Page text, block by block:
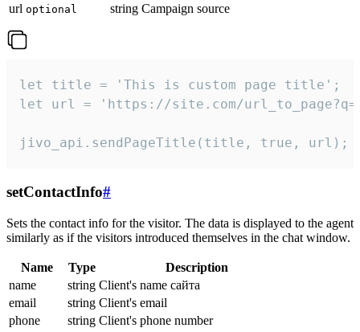
url optional string Campaign source
let title = 'This is custom page title';
let url = 'https://site.com/
jivo_api.sendPageTitle(title, true, url);
setContactInfo#
Sets the contact info for the visitor. The data is displayed to the agent
similarly as if the visitors introduced themselves in the chat window.
Name Type
Description
name
string Client's name сайта
email
string Client's email
phone
string Client's phone number